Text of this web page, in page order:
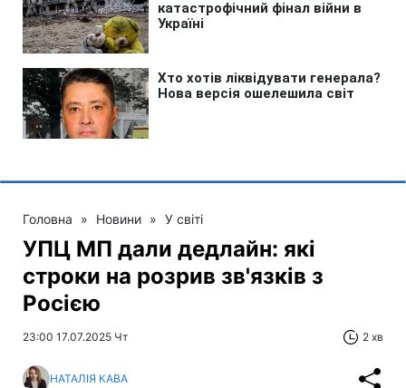
Головна » Новини » У світі
УПЦ МП дали дедлайн: які
строки на розрив зв'язків з
Росією
23:00 17.07.2025 Чт 2 хв
НАТАЛІЯ КАВА